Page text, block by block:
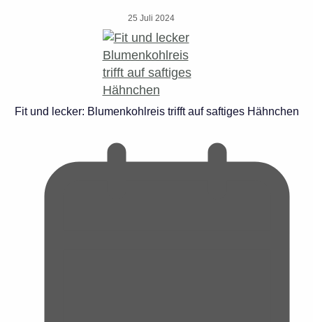
25 Juli 2024
Fit und lecker: Blumenkohlreis trifft auf saftiges Hähnchen